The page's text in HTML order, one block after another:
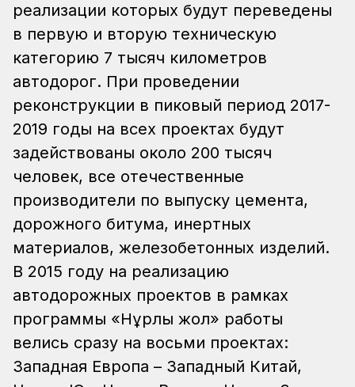
реализации которых будут переведены
в первую и вторую техническую
категорию 7 тысяч километров
автодорог. При проведении
реконструкции в пиковый период 2017-
2019 годы на всех проектах будут
задействованы около 200 тысяч
человек, все отечественные
производители по выпуску цемента,
дорожного битума, инертных
материалов, железобетонных изделий.
В 2015 году на реализацию
автодорожных проектов в рамках
программы «Нұрлы жол» работы
велись сразу на восьми проектах:
Западная Европа – Западный Китай,